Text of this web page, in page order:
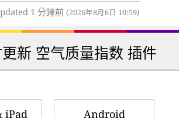
1 分鐘前 (2026年8月6日 10:59)
新 空气质量指数 插件
iPad Android